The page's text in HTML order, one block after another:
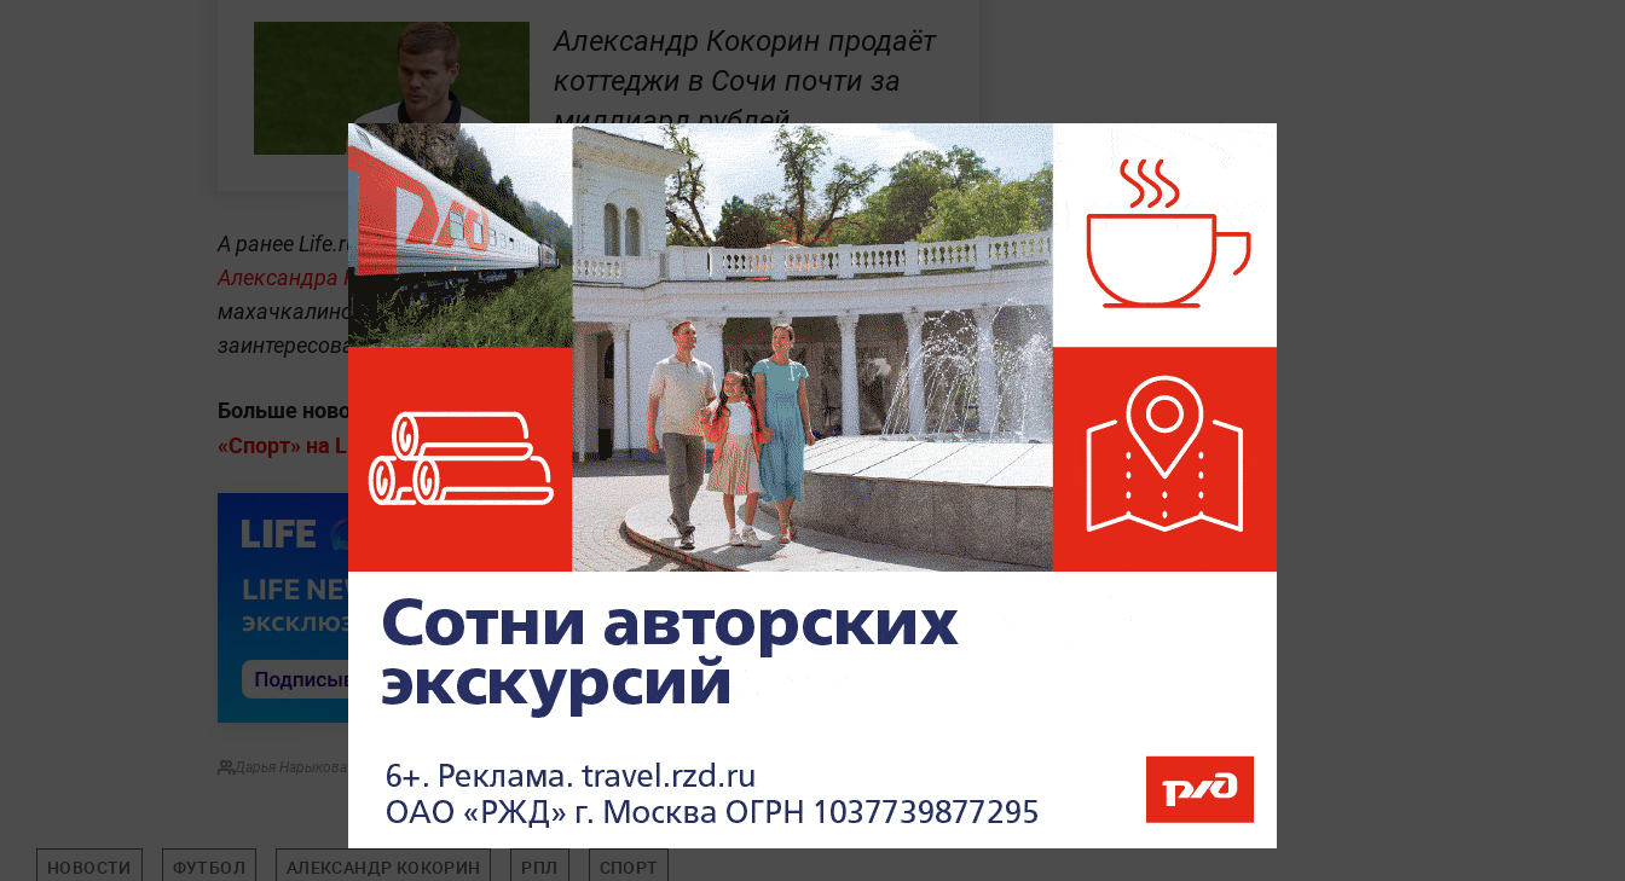
Александр Кокорин продаёт
коттеджи в Сочи почти за
миллиард рублей
А ранее Life.ru писал, чточетыре клуба РПЛ хотят заполучить 35-летнего
Александра Кокорина. Заполучить ветерана не прочь «Оренбург», «Акрон»,
махачкалинское «Динамо» и «Родина». Самую высокую
заинтересованность демонстрирует московская команда.
Больше новостей о матчах, турнирах и спортсменах —читайте в разделе
«Спорт» на Life.ru.
Дарья Нарыкова
НОВОСТИ ФУТБОЛ АЛЕКСАНДР КОКОРИН РПЛ СПОРТ